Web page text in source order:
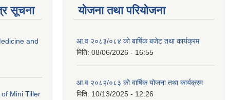
सूचना
and
Mini Tiller
योजना तथा परियोजना
आ.व २०८३/०८४ को बार्षिक बजेट तथा कार्यक्रम
मिति: 08/06/2026 - 16:55
आ.व २०८२/०८३ को वार्षिक योजना तथा कार्यक्रम
मिति: 10/13/2025 - 12:26